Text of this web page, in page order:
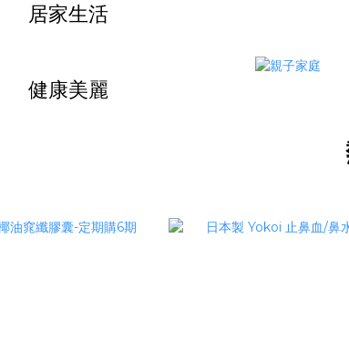
居家生活
健康美麗